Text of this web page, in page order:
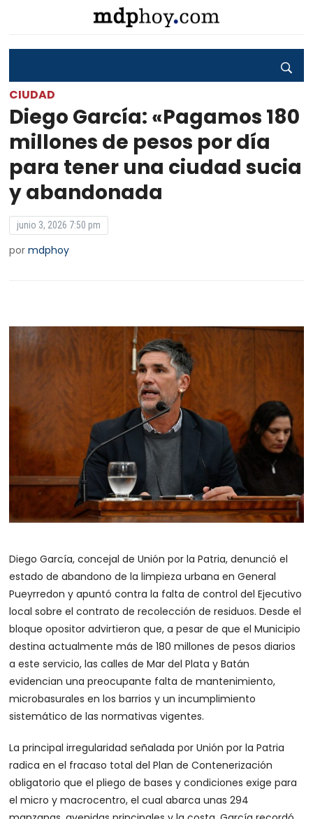
CIUDAD
Diego García: «Pagamos 180
millones de pesos por día
para tener una ciudad sucia
y abandonada
junio 3, 2026 7:50 pm
pormdphoy
Diego García, concejal de Unión por la Patria, denunció el
estado de abandono de la limpieza urbana en General
Pueyrredon y apuntó contra la falta de control del Ejecutivo
local sobre el contrato de recolección de residuos. Desde el
bloque opositor advirtieron que, a pesar de que el Municipio
destina actualmente más de 180 millones de pesos diarios
a este servicio, las calles de Mar del Plata y Batán
evidencian una preocupante falta de mantenimiento,
microbasurales en los barrios y un incumplimiento
sistemático de las normativas vigentes.
La principal irregularidad señalada por Unión por la Patria
radica en el fracaso total del Plan de Contenerización
obligatorio que el pliego de bases y condiciones exige para
el micro y macrocentro, el cual abarca unas 294